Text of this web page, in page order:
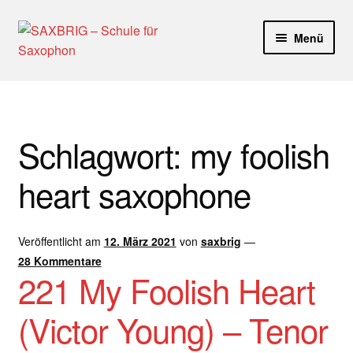
Zur
Navigation
Zum
Inhalt
Menü
Aktuelle Blog Artikel
ANMELDUNG
Dankeschön – Impro Basic Downloads (Youtube)
Datenschutz
Disclaimer
Schlagwort: my foolish
heart saxophone
Veröffentlicht am 12. März 2021 von saxbrig —
28 Kommentare
221 My Foolish Heart
(Victor Young) – Tenor